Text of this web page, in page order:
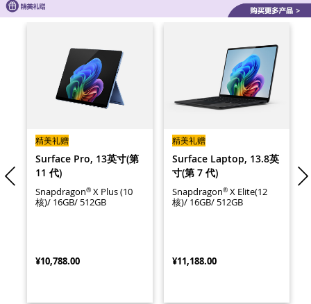
精美礼赠
Surface Pro, 13英寸(第
11 代)
Snapdragon® X Plus (10
核)/ 16GB/ 512GB
¥10,788.00
精美礼赠
Surface Laptop, 13.8英
寸(第 7 代)
Snapdragon® X Elite(12
核)/ 16GB/ 512GB
¥11,188.00